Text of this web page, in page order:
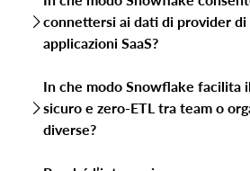
connettersi ai dati di provider
applicazioni SaaS?
terze parti e SaaS tramite il
connettori predefiniti e il supporto di
integrazione dei dati, semplificando
In che modo Snowflake facilita
sicuro e zero-ETL tra team o
diverse?